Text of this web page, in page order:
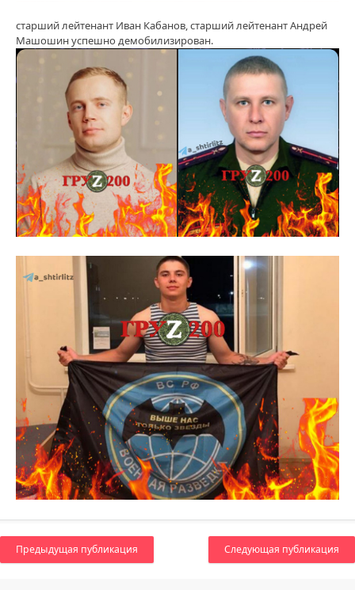
старший лейтенант Иван Кабанов, старший лейтенант Андрей
Машошин успешно демобилизирован.
Предыдущая публикация Следующая публикация